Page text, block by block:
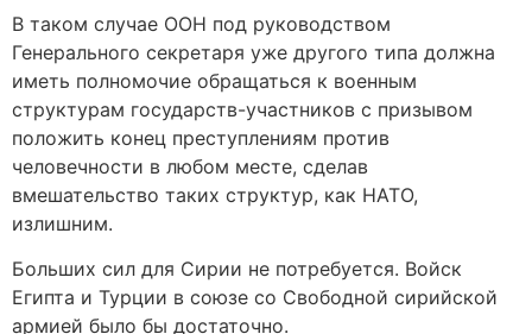
В таком случае ООН под руководством
Генерального секретаря уже другого типа должна
иметь полномочие обращаться к военным
структурам государств-участников с призывом
положить конец преступлениям против
человечности в любом месте, сделав
вмешательство таких структур, как НАТО,
излишним.
Больших сил для Сирии не потребуется. Войск
Египта и Турции в союзе со Свободной сирийской
армией было бы достаточно.